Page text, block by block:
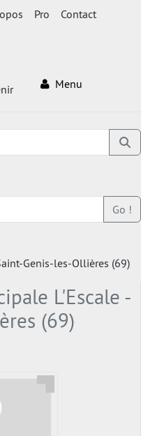
Pro Contact
Menu
Go !
Genis-les-Ollières (69)
L'Escale -
(69)